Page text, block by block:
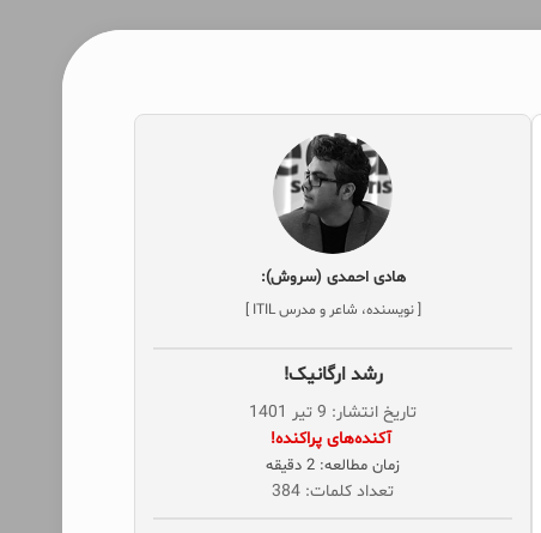
هادی احمدی (سروش):
[ نویسنده، شاعر و مدرس ITIL ]
رشد ارگانیک!
تاریخ انتشار: 9 تیر 1401
‌ آکنده‌های پراکنده!
زمان مطالعه: 2 دقیقه
تعداد کلمات: 384